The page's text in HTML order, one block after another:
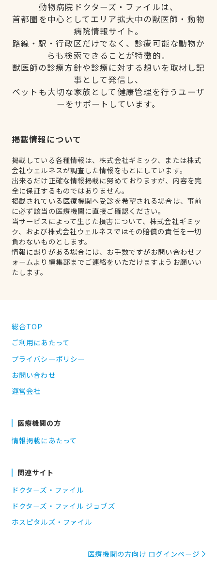
動物病院ドクターズ・ファイルは、
首都圏を中心としてエリア拡大中の獣医師・動物
病院情報サイト。
路線・駅・行政区だけでなく、診療可能な動物か
らも検索できることが特徴的。
獣医師の診療方針や診療に対する想いを取材し記
事として発信し、
ペットも大切な家族として健康管理を行うユーザ
ーをサポートしています。
掲載情報について
掲載している各種情報は、株式会社ギミック、または株式
会社ウェルネスが調査した情報をもとにしています。
出来るだけ正確な情報掲載に努めておりますが、内容を完
全に保証するものではありません。
掲載されている医療機関へ受診を希望される場合は、事前
に必ず該当の医療機関に直接ご確認ください。
当サービスによって生じた損害について、株式会社ギミッ
ク、および株式会社ウェルネスではその賠償の責任を一切
負わないものとします。
情報に誤りがある場合には、お手数ですがお問い合わせフ
ォームより編集部までご連絡をいただけますようお願いい
たします。
総合TOP
ご利用にあたって
プライバシーポリシー
お問い合わせ
運営会社
医療機関の方
情報掲載にあたって
関連サイト
ドクターズ・ファイル
ドクターズ・ファイル ジョブズ
ホスピタルズ・ファイル
医療機関の方向け ログインページ